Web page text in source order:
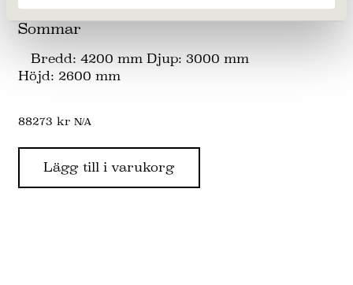
Sommar
Bredd: 4200 mm Djup: 3000 mm
Höjd: 2600 mm
88273kr N/A
Lägg till i varukorg